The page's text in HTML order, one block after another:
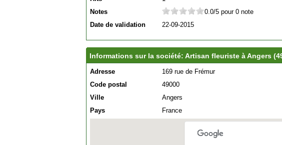
Notes
0.0/5 pour 0 note
Date de validation
22-09-2015
Informations sur la société: Artisan fleuriste à Angers
Adresse
169 rue de Frémur
Code postal
49000
Ville
Angers
Pays
France